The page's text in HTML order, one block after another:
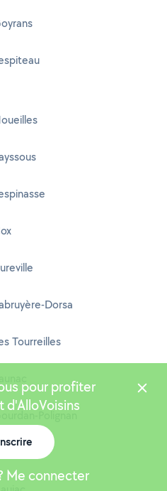
Dorsa
Tourreilles
Polignan
pour profiter
d'AlloVoisins
Me connecter